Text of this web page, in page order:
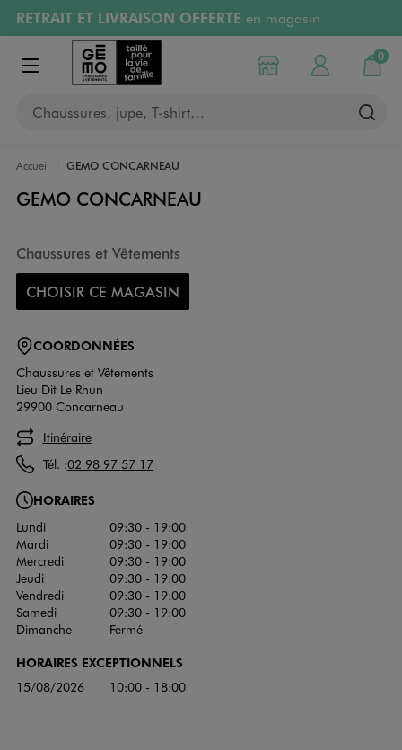
Aller au contenu principal
Aller à la navigation
RETRAIT ET LIVRAISON OFFERTE en magasin
Retours OFFERTSpendant 30 jours
PAYEZ EN 3x SANS FRAIS
RÉSERVATION GRATUITE
Afficher le menu
Chaussures, jupe, T-shirt…
Choisir mon magasin
Mon compte
0
Mon
Accueil GEMO CONCARNEAU
GEMO CONCARNEAU
Chaussures et Vêtements
CHOISIR CE MAGASIN
COORDONNÉES
Chaussures et Vêtements
Lieu Dit Le Rhun
29900 Concarneau
Itinéraire
Tél. :02 98 97 57 17
HORAIRES
Lundi
09:30 - 19:00
Mardi
09:30 - 19:00
Mercredi
09:30 - 19:00
Jeudi
09:30 - 19:00
Vendredi
09:30 - 19:00
Samedi
09:30 - 19:00
Dimanche
Fermé
HORAIRES EXCEPTIONNELS
15/08/2026 10:00 - 18:00